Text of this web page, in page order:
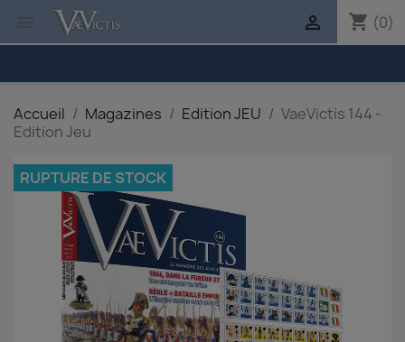
 shopping_cart (0)

Accueil Magazines Edition JEU
VaeVictis 144 -
Edition Jeu
RUPTURE DE STOCK